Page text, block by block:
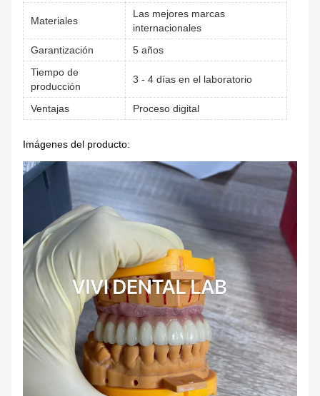
Materiales
Las mejores marcas
internacionales
Garantización
5 años
Tiempo de
producción
3 - 4 días en el laboratorio
Ventajas Proceso digital
Imágenes del producto: